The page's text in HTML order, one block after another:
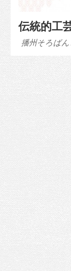
伝統的工
播州そろば